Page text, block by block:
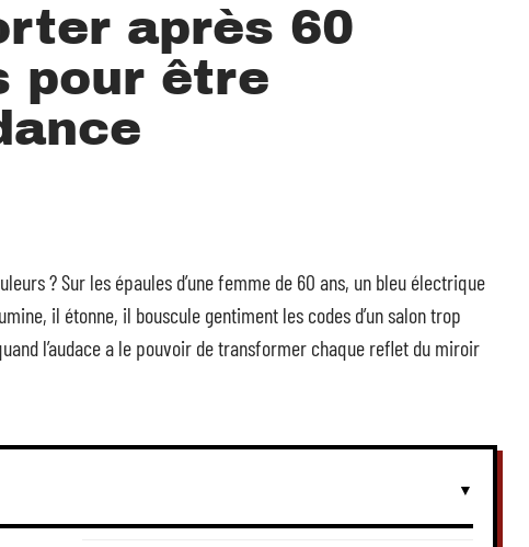
après 60
pour être
? Sur les épaules d’une femme de 60 ans, un bleu électrique
il étonne, il bouscule gentiment les codes d’un salon trop
l’audace a le pouvoir de transformer chaque reflet du miroir